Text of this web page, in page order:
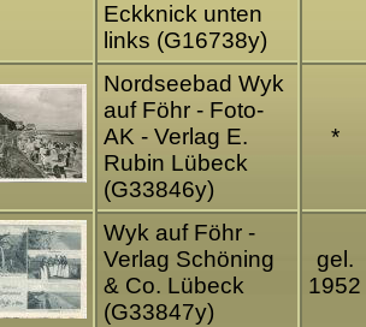
Eckknick unten
links (G16738y)
Nordseebad Wyk
auf Föhr - Foto-
AK - Verlag E.
Rubin Lübeck
(G33846y)
*
Wyk auf Föhr -
Verlag Schöning
& Co. Lübeck
(G33847y)
gel.
1952